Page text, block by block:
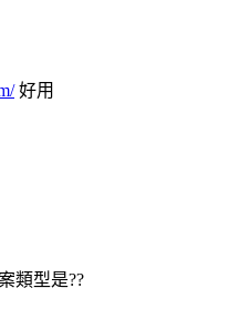
好用
類型是??